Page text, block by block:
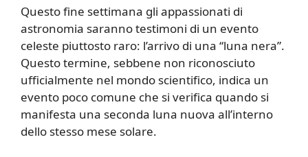
Questo fine settimana gli appassionati di
astronomia saranno testimoni di un evento
celeste piuttosto raro: l’arrivo di una “luna nera”.
Questo termine, sebbene non riconosciuto
ufficialmente nel mondo scientifico, indica un
evento poco comune che si verifica quando si
manifesta una seconda luna nuova all’interno
dello stesso mese solare.